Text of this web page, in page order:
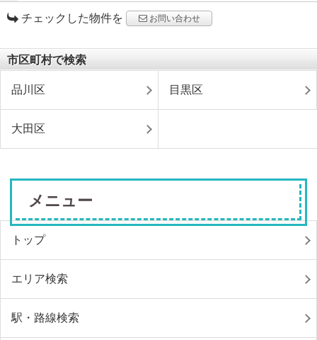
チェックした物件を お問い合わせ
市区町村で検索
品川区 目黒区
大田区
メニュー
トップ
エリア検索
駅・路線検索